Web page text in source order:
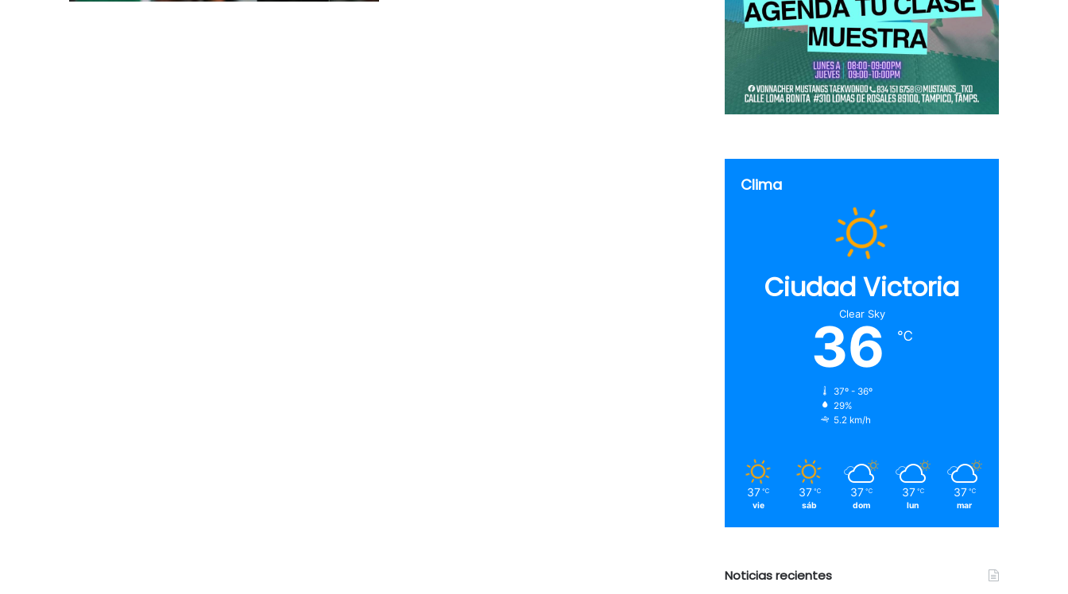
Clima
Ciudad Victoria
Clear Sky
36 ℃
37º - 36º
29%
5.2 km/h
37 ℃
vie
37 ℃
sáb
37 ℃
dom
37 ℃
lun
37 ℃
mar
Noticias recientes